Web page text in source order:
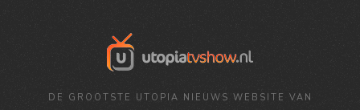
DE GROOTSTE UTOPIA NIEUWS WEBSITE VAN